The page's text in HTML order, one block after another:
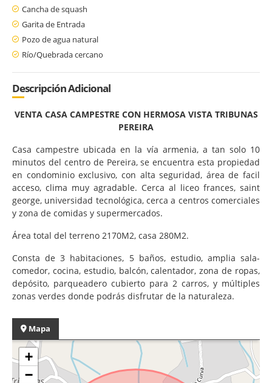
Cancha de squash
Garita de Entrada
Pozo de agua natural
Río/Quebrada cercano
Descripción Adicional
VENTA CASA CAMPESTRE CON HERMOSA VISTA TRIBUNAS
PEREIRA
Casa campestre ubicada en la vía armenia, a tan solo 10
minutos del centro de Pereira, se encuentra esta propiedad
en condominio exclusivo, con alta seguridad, área de facil
acceso, clima muy agradable. Cerca al liceo frances, saint
george, universidad tecnológica, cerca a centros comerciales
y zona de comidas y supermercados.
Área total del terreno 2170M2, casa 280M2.
Consta de 3 habitaciones, 5 baños, estudio, amplia sala-
comedor, cocina, estudio, balcón, calentador, zona de ropas,
depósito, parqueadero cubierto para 2 carros, y múltiples
zonas verdes donde podrás disfrutar de la naturaleza.
Mapa
+
−